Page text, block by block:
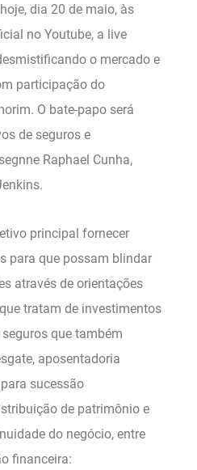
dia 20 de maio, às
no Youtube, a live
o mercado e
participação do
O bate-papo será
de seguros e
Raphael Cunha,
principal fornecer
para que possam blindar
através de orientações
tratam de investimentos
que também
aposentadoria
sucessão
de patrimônio e
do negócio, entre
financeira: